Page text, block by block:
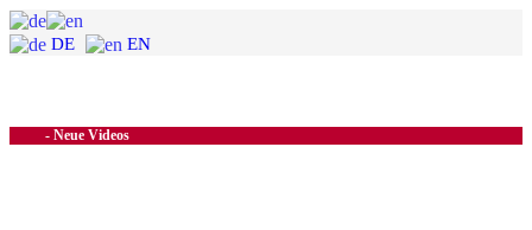
DE EN
- Neue Videos